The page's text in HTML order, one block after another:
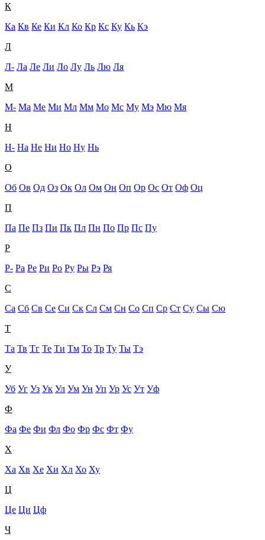
К
Ка Кв Ке Ки Кл Ко Кр Кс Ку Кь Кэ
Л
Л- Ла Ле Ли Ло Лу Ль Лю Ля
М
М- Ма Ме Ми Мл Мм Мо Мс Му Мэ Мю Мя
Н
Н- На Не Ни Но Ну Нь
О
Об Ов Од Оз Ок Ол Ом Он Оп Ор Ос От Оф Оц
П
Па Пе Пз Пи Пк Пл Пн По Пр Пс Пу
Р
Р- Ра Ре Ри Ро Ру Ры Рэ Ря
С
Са Сб Св Се Си Ск Сл См Сн Со Сп Ср Ст Су Сы Сю
Т
Та Тв Тг Те Ти Тм То Тр Ту Ты Тэ
У
Уб Уг Уз Ук Ул Ум Ун Уп Ур Ус Ут Уф
Ф
Фа Фе Фи Фл Фо Фр Фс Фт Фу
Х
Ха Хв Хе Хи Хл Хо Ху
Ц
Це Ци Цф
Ч